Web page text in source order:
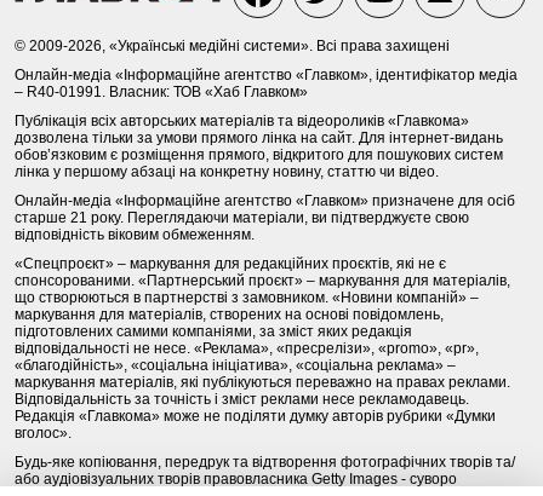
© 2009-2026, «Українські медійні системи». Всі права захищені
Онлайн-медіа «Інформаційне агентство «Главком», ідентифікатор медіа
– R40-01991. Власник: ТОВ «Хаб Главком»
Публікація всіх авторських матеріалів та відеороликів «Главкома»
дозволена тільки за умови прямого лінка на сайт. Для інтернет-видань
обов’язковим є розміщення прямого, відкритого для пошукових систем
лінка у першому абзаці на конкретну новину, статтю чи відео.
Онлайн-медіа «Інформаційне агентство «Главком» призначене для осіб
старше 21 року. Переглядаючи матеріали, ви підтверджуєте свою
відповідність віковим обмеженням.
«Спецпроєкт» – маркування для редакційних проєктів, які не є
спонсорованими. «Партнерський проєкт» – маркування для матеріалів,
що створюються в партнерстві з замовником. «Новини компаній» –
маркування для матеріалів, створених на основі повідомлень,
підготовлених самими компаніями, за зміст яких редакція
відповідальності не несе. «Реклама», «пресрелізи», «promo», «pr»,
«благодійність», «соціальна ініціатива», «соціальна реклама» –
маркування матеріалів, які публікуються переважно на правах реклами.
Відповідальність за точність і зміст реклами несе рекламодавець.
Редакція «Главкома» може не поділяти думку авторів рубрики «Думки
вголос».
Будь-яке копіювання, передрук та відтворення фотографічних творів та/
або аудіовізуальних творів правовласника Getty Images - суворо